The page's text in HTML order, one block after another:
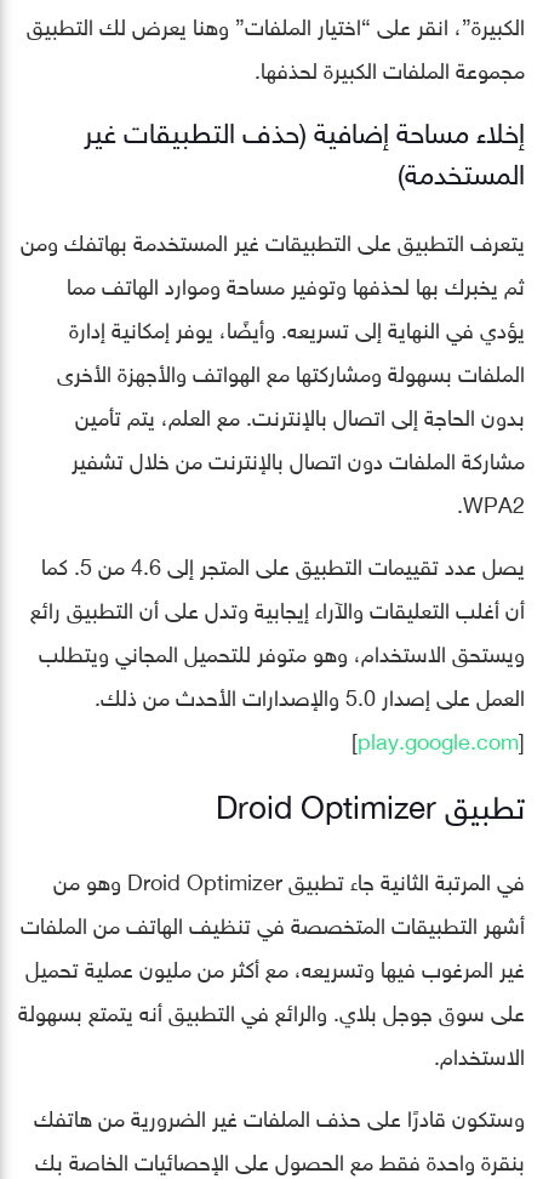
الكبيرة”، انقر على “اختيار الملفات” وهنا يعرض لك التطبيق
مجموعة الملفات الكبيرة لحذفها.
إخلاء مساحة إضافية (حذف التطبيقات غير
المستخدمة)
يتعرف التطبيق على التطبيقات غير المستخدمة بهاتفك ومن
ثم يخبرك بها لحذفها وتوفير مساحة وموارد الهاتف مما
يؤدي في النهاية إلى تسريعه. وأيضًا، يوفر إمكانية إدارة
الملفات بسهولة ومشاركتها مع الهواتف والأجهزة الأخرى
بدون الحاجة إلى اتصال بالإنترنت. مع العلم، يتم تأمين
مشاركة الملفات دون اتصال بالإنترنت من خلال تشفير
WPA2.
يصل عدد تقييمات التطبيق على المتجر إلى 4.6 من 5. كما
أن أغلب التعليقات والآراء إيجابية وتدل على أن التطبيق رائع
ويستحق الاستخدام، وهو متوفر للتحميل المجاني ويتطلب
العمل على إصدار 5.0 والإصدارات الأحدث من ذلك.
[
play.google.com
]
تطبيق Droid Optimizer‏
في المرتبة الثانية جاء تطبيق Droid Optimizer‏ وهو من
أشهر التطبيقات المتخصصة في تنظيف الهاتف من الملفات
غير المرغوب فيها وتسريعه، مع أكثر من مليون عملية تحميل
على سوق جوجل بلاي. والرائع في التطبيق أنه يتمتع بسهولة
الاستخدام.
وستكون قادرًا على حذف الملفات غير الضرورية من هاتفك
بنقرة واحدة فقط مع الحصول على الإحصائيات الخاصة بك